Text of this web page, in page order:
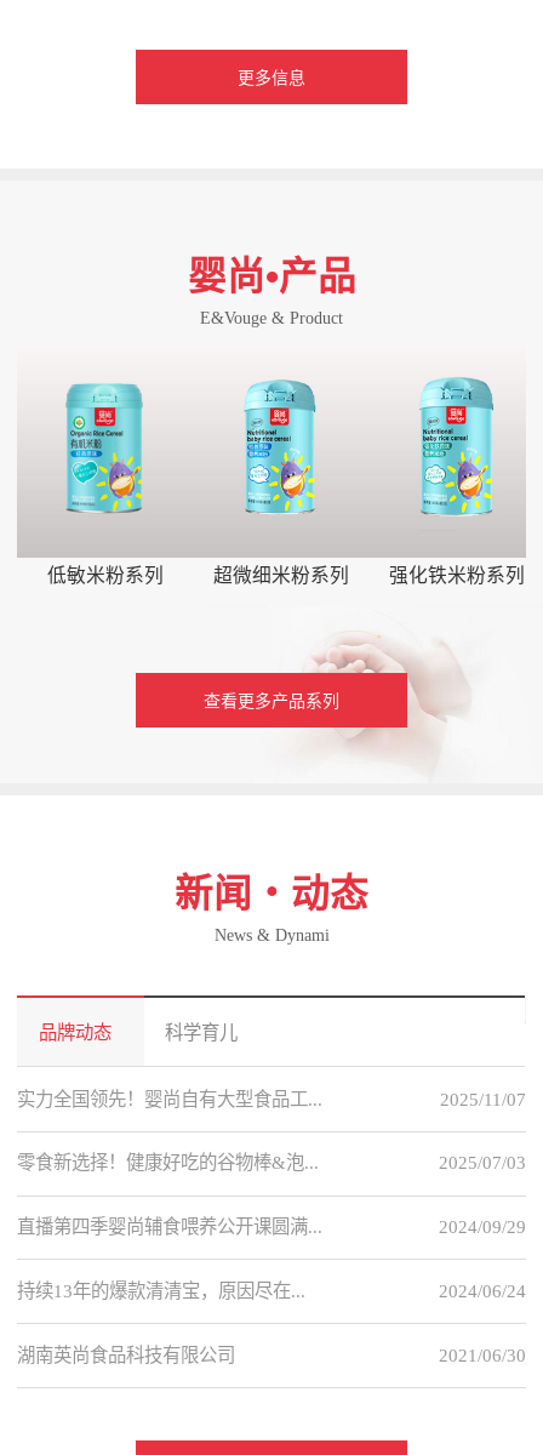
更多信息
婴尚•产品
E&Vouge & Product
低敏米粉系列 超微细米粉系列 强化铁米粉系列
查看更多产品系列
新闻・动态
News & Dynami
品牌动态 科学育儿
2025/11/07
实力全国领先！婴尚自有大型食品工...
2025/07/03
零食新选择！健康好吃的谷物棒&泡...
2024/09/29
直播第四季婴尚辅食喂养公开课圆满...
2024/06/24
持续13年的爆款清清宝，原因尽在...
2021/06/30
湖南英尚食品科技有限公司